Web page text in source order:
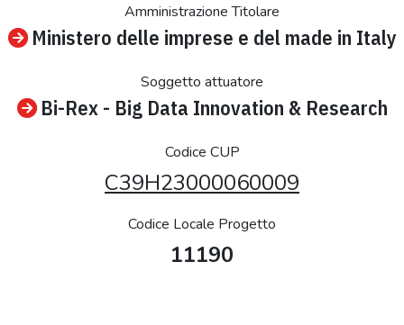
Amministrazione Titolare
Ministero delle imprese e del made in Italy
Soggetto attuatore
Bi-Rex - Big Data Innovation & Research
Codice CUP
C39H23000060009
Codice Locale Progetto
11190